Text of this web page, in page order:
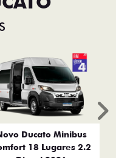
Ducato Minibus
18 Lugares 2.2